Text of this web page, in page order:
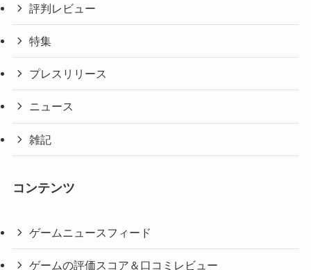
評判レビュー
特集
プレスリリース
ニュース
雑記
コンテンツ
ゲームニュースフィード
ゲームの評価スコア＆口コミレビュー